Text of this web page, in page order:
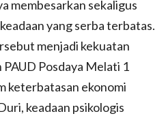
membesarkan sekaligus
yang serba terbatas.
menjadi kekuatan
Posdaya Melati 1
keterbatasan ekonomi
keadaan psikologis